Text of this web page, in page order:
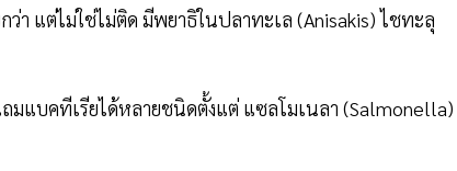
า แต่ไม่ใช่ไม่ติด มีพยาธิในปลาทะเล (Anisakis) ไชทะลุ
มแบคทีเรียได้หลายชนิดตั้งแต่ แซลโมเนลา (Salmonella)